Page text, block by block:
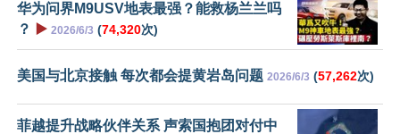
华为问界M9USV地表最强？能救杨兰兰吗
？
▶️ 2026/6/3 (74,320次)
美国与北京接触 每次都会提黄岩岛问题 2026/6/3 (57,262次)
菲越提升战略伙伴关系 声索国抱团对付中